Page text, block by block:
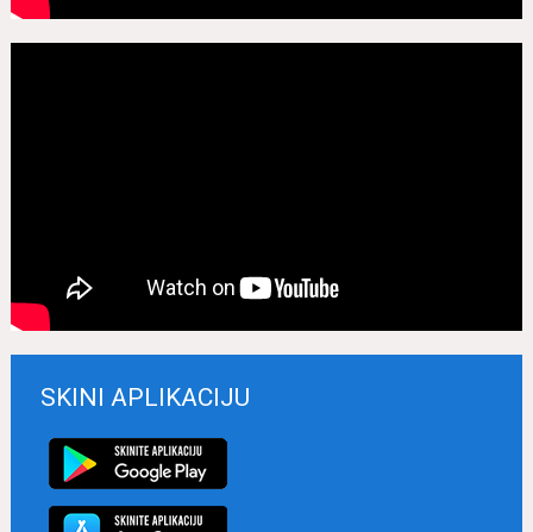
SKINI APLIKACIJU